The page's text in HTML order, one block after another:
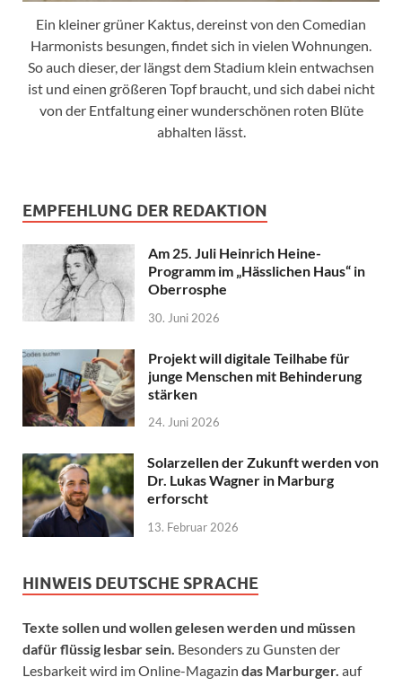
Ein kleiner grüner Kaktus, dereinst von den Comedian
Harmonists besungen, findet sich in vielen Wohnungen.
So auch dieser, der längst dem Stadium klein entwachsen
ist und einen größeren Topf braucht, und sich dabei nicht
von der Entfaltung einer wunderschönen roten Blüte
abhalten lässt.
EMPFEHLUNG DER REDAKTION
Am 25. Juli Heinrich Heine-
Programm im „Hässlichen Haus“ in
Oberrosphe
30. Juni 2026
Projekt will digitale Teilhabe für
junge Menschen mit Behinderung
stärken
24. Juni 2026
Solarzellen der Zukunft werden von
Dr. Lukas Wagner in Marburg
erforscht
13. Februar 2026
HINWEIS DEUTSCHE SPRACHE
Texte sollen und wollen gelesen werden und müssen
dafür flüssig lesbar sein. Besonders zu Gunsten der
Lesbarkeit wird im Online-Magazin das Marburger. auf